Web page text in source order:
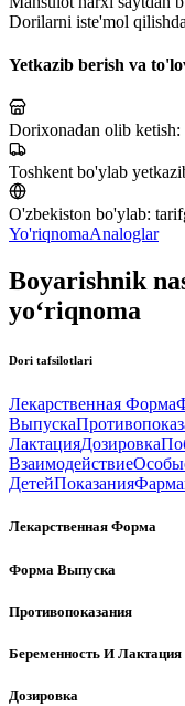
Dorilarni iste'mol
Yetkazib berish va
Dorixonadan olib ketish:
Toshkent bo'ylab
O'zbekiston bo'ylab:
Yo'riqnomaAnaloglar
Boyarishnik
yo‘riqnoma
Dori tafsilotlari
Лекарственная Форма
Выпуска
ЛактацияДозировка
Взаимодействие
ДетейПоказания
Лекарственная Форма
Форма Выпуска
Противопоказания
Беременность И Лактация
Дозировка